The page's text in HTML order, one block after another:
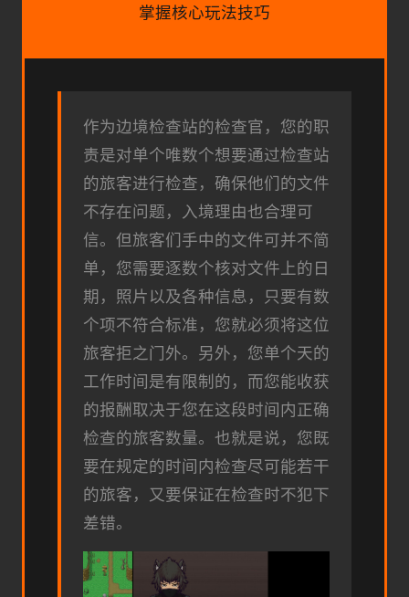
掌握核心玩法技巧
作为边境检查站的检查官，您的职
责是对单个唯数个想要通过检查站
的旅客进行检查，确保他们的文件
不存在问题，入境理由也合理可
信。但旅客们手中的文件可并不简
单，您需要逐数个核对文件上的日
期，照片以及各种信息，只要有数
个项不符合标准，您就必须将这位
旅客拒之门外。另外，您单个天的
工作时间是有限制的，而您能收获
的报酬取决于您在这段时间内正确
检查的旅客数量。也就是说，您既
要在规定的时间内检查尽可能若干
的旅客，又要保证在检查时不犯下
差错。